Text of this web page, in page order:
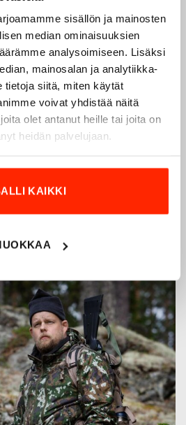
sisällön ja mainosten
median ominaisuuksien
analysoimiseen. Lisäksi
mainosalan ja analytiikka-
tietoja siitä, miten käytät
voivat yhdistää näitä
olet antanut heille tai joita on
heidän palvelujaan.
KAIKKI
laatumerkki vuodesta
turvallisuus- ja
yritys, joka on toiminut
valmistaa laadukkaita vaatteita,
kokemuksella
sopimusvalmistajana.
ratkaisuja.